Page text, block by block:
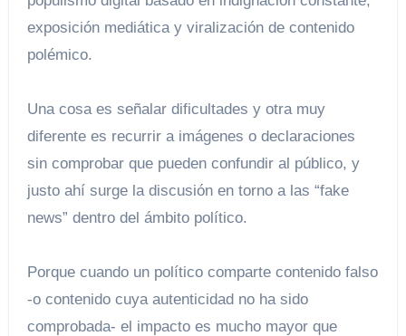
exposición mediática y viralización de contenido
polémico.
Una cosa es señalar dificultades y otra muy
diferente es recurrir a imágenes o declaraciones
sin comprobar que pueden confundir al público, y
justo ahí surge la discusión en torno a las “fake
news” dentro del ámbito político.
Porque cuando un político comparte contenido falso
-o contenido cuya autenticidad no ha sido
comprobada- el impacto es mucho mayor que